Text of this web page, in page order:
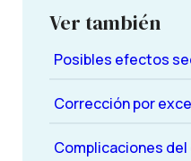
Ver también
Posibles efectos
Corrección por
Complicaciones